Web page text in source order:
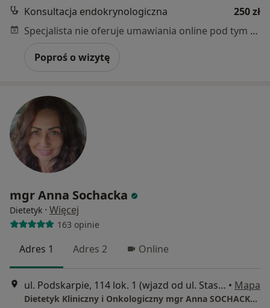
Konsultacja endokrynologiczna
250 zł
Specjalista nie oferuje umawiania online pod tym adresem.
Poproś o wizytę
mgr Anna Sochacka
Dietetyk · Więcej
163 opinie
Adres 1 Adres 2 Online
ul. Podskarpie, 114 lok. 1 (wjazd od ul. Staszica), Będzin • Mapa
Dietetyk Kliniczny i Onkologiczny mgr Anna SOCHACKA Będzin